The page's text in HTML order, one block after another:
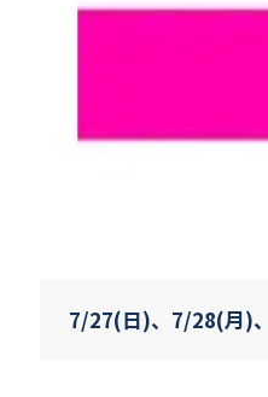
7/27(日)、7/28(月)